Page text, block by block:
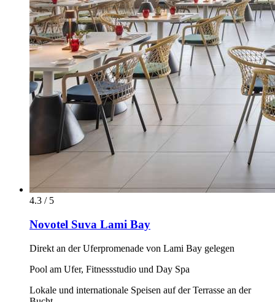
4.3 / 5
Novotel Suva Lami Bay
Direkt an der Uferpromenade von Lami Bay gelegen
Pool am Ufer, Fitnessstudio und Day Spa
Lokale und internationale Speisen auf der Terrasse an der